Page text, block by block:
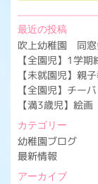
最近の投稿
吹上幼稚園 同
【全園児】1学期
【未就園児】親
【全園児】チー
【満3歳児】絵画
カテゴリー
幼稚園ブログ
最新情報
アーカイブ